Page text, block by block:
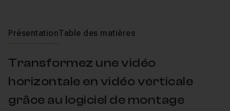
PrésentationTable des matières
Transformez une vidéo
horizontale en vidéo verticale
grâce au logiciel de montage